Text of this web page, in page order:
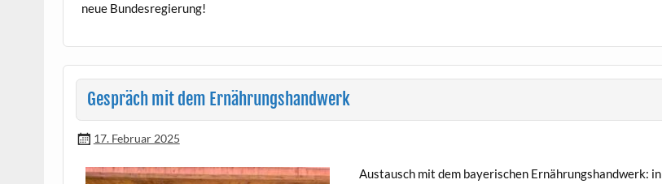
neue Bundesregierung!
Gespräch mit dem Ernährungshandwerk
17. Februar 2025
Aus­tausch mit dem bay­erischen Ernährung­shandw­erk: in